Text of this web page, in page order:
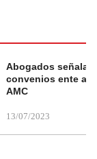
Abogados
convenios ente
AMC
13/07/2023